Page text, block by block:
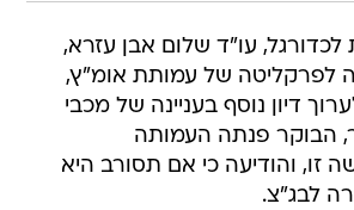
עו"ד שלום אבן עזרא,
לפרקליטה של עמותת אומ"ץ,
דיון נוסף בעניינה של מכבי
הבוקר פנתה העמותה
זו, והודיעה כי אם תסורב היא
לבג"צ.